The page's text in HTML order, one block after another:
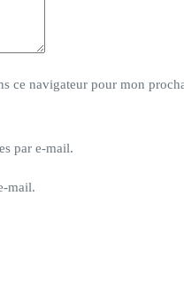
ce navigateur pour mon
par e-mail.
mail.